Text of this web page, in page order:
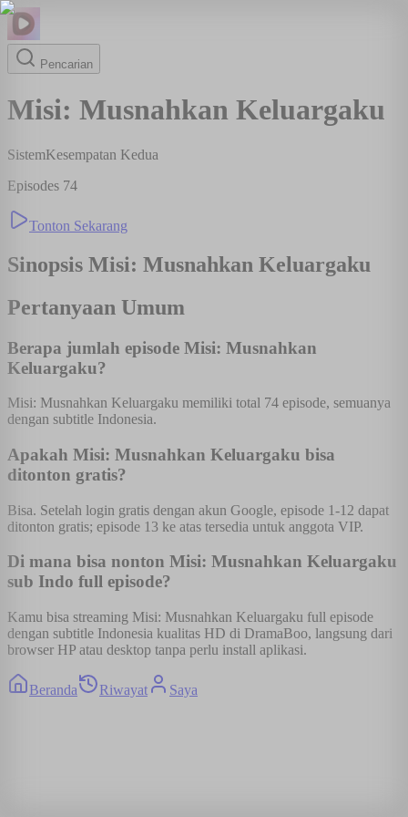
Pencarian
Misi: Musnahkan Keluargaku
SistemKesempatan Kedua
Episodes 74
Tonton Sekarang
Sinopsis Misi: Musnahkan Keluargaku
Pertanyaan Umum
Berapa jumlah episode Misi: Musnahkan
Keluargaku?
Misi: Musnahkan Keluargaku memiliki total 74 episode, semuanya
dengan subtitle Indonesia.
Apakah Misi: Musnahkan Keluargaku bisa
ditonton gratis?
Bisa. Setelah login gratis dengan akun Google, episode 1-12 dapat
ditonton gratis; episode 13 ke atas tersedia untuk anggota VIP.
Di mana bisa nonton Misi: Musnahkan Keluargaku
sub Indo full episode?
Kamu bisa streaming Misi: Musnahkan Keluargaku full episode
dengan subtitle Indonesia kualitas HD di DramaBoo, langsung dari
browser HP atau desktop tanpa perlu install aplikasi.
Beranda Riwayat Saya